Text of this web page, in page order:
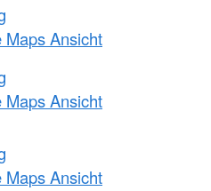
Maps Ansicht
Maps Ansicht
Maps Ansicht